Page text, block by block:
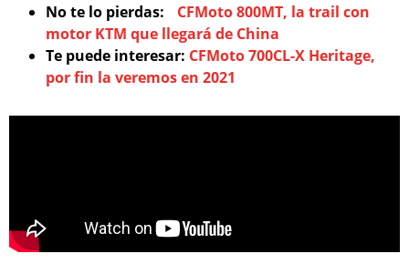
No te lo pierdas: CFMoto 800MT, la trail con
motor KTM que llegará de China
Te puede interesar: CFMoto 700CL-X Heritage,
por fin la veremos en 2021